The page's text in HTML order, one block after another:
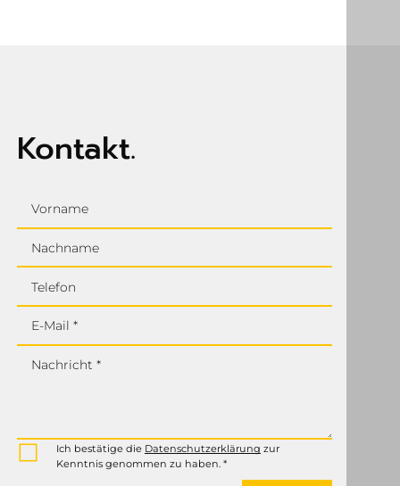
Kontakt.
Vorname
Nachname
Telefon
E-Mail *
Nachricht *
Ich bestätige die Datenschutzerklärung zur
Kenntnis genommen zu haben. *